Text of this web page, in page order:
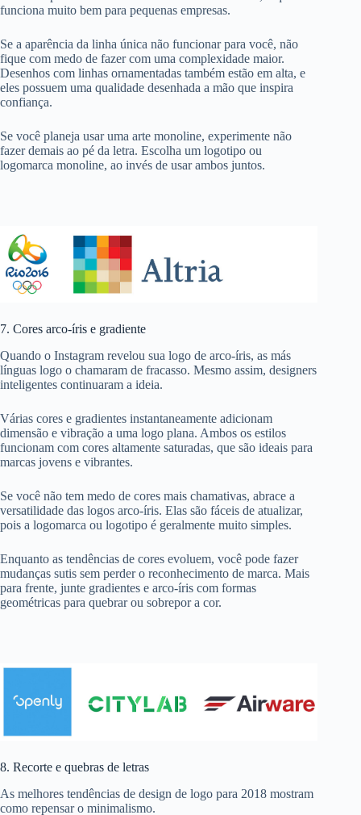
funciona muito bem para pequenas empresas.
Se a aparência da linha única não funcionar para você, não
fique com medo de fazer com uma complexidade maior.
Desenhos com linhas ornamentadas também estão em alta, e
eles possuem uma qualidade desenhada a mão que inspira
confiança.
Se você planeja usar uma arte monoline, experimente não
fazer demais ao pé da letra. Escolha um logotipo ou
logomarca monoline, ao invés de usar ambos juntos.
7. Cores arco-íris e gradiente
Quando o Instagram revelou sua logo de arco-íris, as más
línguas logo o chamaram de fracasso. Mesmo assim, designers
inteligentes continuaram a ideia.
Várias cores e gradientes instantaneamente adicionam
dimensão e vibração a uma logo plana. Ambos os estilos
funcionam com cores altamente saturadas, que são ideais para
marcas jovens e vibrantes.
Se você não tem medo de cores mais chamativas, abrace a
versatilidade das logos arco-íris. Elas são fáceis de atualizar,
pois a logomarca ou logotipo é geralmente muito simples.
Enquanto as tendências de cores evoluem, você pode fazer
mudanças sutis sem perder o reconhecimento de marca. Mais
para frente, junte gradientes e arco-íris com formas
geométricas para quebrar ou sobrepor a cor.
8. Recorte e quebras de letras
As melhores tendências de design de logo para 2018 mostram
como repensar o minimalismo.